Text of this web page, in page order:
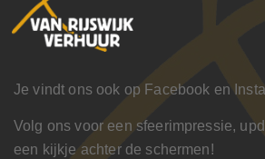
Je vindt ons ook op Facebook en
Volg ons voor een sfeerimpressie,
een kijkje achter de schermen!